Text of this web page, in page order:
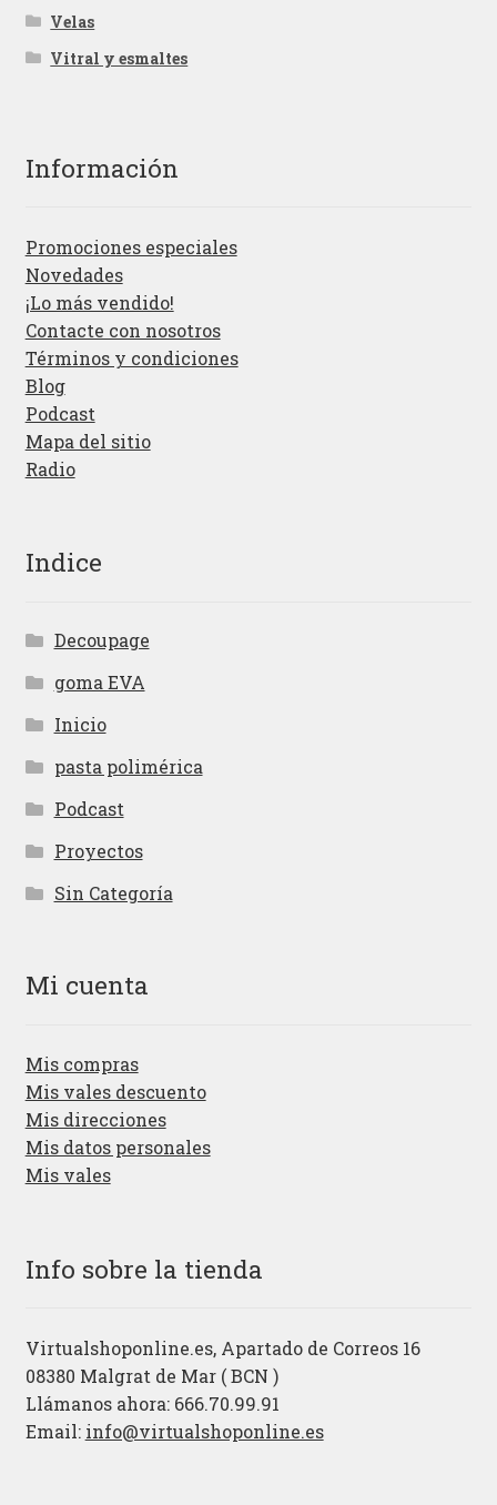
Velas
Vitral y esmaltes
Información
Promociones especiales
Novedades
¡Lo más vendido!
Contacte con nosotros
Términos y condiciones
Blog
Podcast
Mapa del sitio
Radio
Indice
Decoupage
goma EVA
Inicio
pasta polimérica
Podcast
Proyectos
Sin Categoría
Mi cuenta
Mis compras
Mis vales descuento
Mis direcciones
Mis datos personales
Mis vales
Info sobre la tienda
Virtualshoponline.es, Apartado de Correos 16
08380 Malgrat de Mar ( BCN )
Llámanos ahora: 666.70.99.91
Email: info@virtualshoponline.es